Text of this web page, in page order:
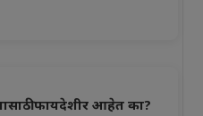
फायदेशीर आहेत का?